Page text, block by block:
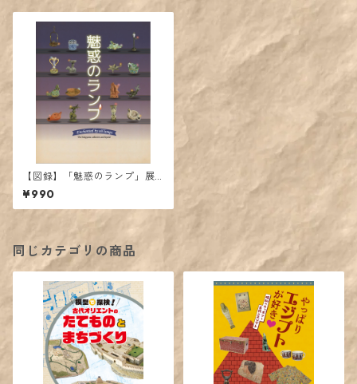
【図録】「魅惑のランプ」展
カタログ
¥990
同じカテゴリの商品